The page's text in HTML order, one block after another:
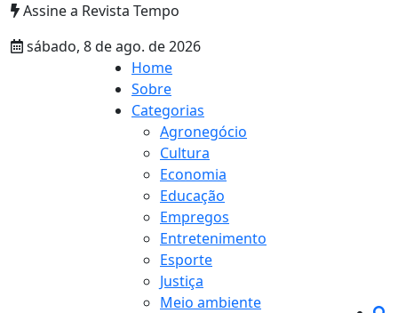
Assine a Revista Tempo
sábado, 8 de ago. de 2026
Home
Sobre
Categorias
Agronegócio
Cultura
Economia
Educação
Empregos
Entretenimento
Esporte
Justiça
Meio ambiente